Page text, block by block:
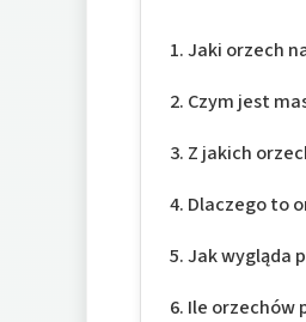
Jaki orzech
Czym jest
Z jakich
Dlaczego to
Jak wygląda
Ile orzechów